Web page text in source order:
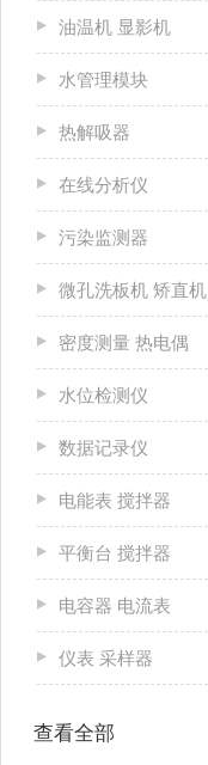
油温机 显影机
水管理模块
热解吸器
在线分析仪
污染监测器
微孔洗板机 矫直机
密度测量 热电偶
水位检测仪
数据记录仪
电能表 搅拌器
平衡台 搅拌器
电容器 电流表
仪表 采样器
查看全部